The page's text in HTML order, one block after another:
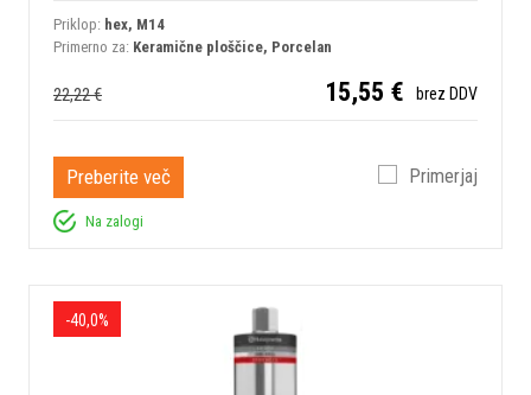
Priklop: hex, M14
Primerno za: Keramične ploščice, Porcelan
22,22 € 15,55 € brez DDV
Preberite več Primerjaj
Na zalogi
-40,0%